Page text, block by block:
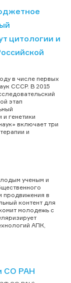
цитологии и
в числе первых
СССР. В 2015
этап
и генетики
включает три
и
ученым и
продвижения в
контент для
молодежь с
АПК,
СО РАН